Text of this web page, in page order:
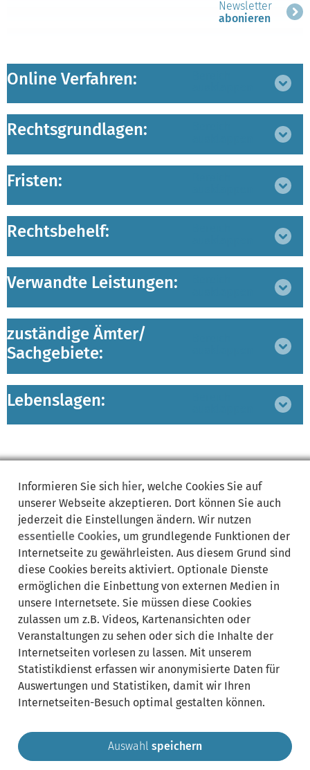
Newsletter
abonieren
Online Verfahren:
Rechtsgrundlagen:
Fristen:
Rechtsbehelf:
Verwandte Leistungen:
zuständige Ämter/
Sachgebiete:
Lebenslagen:
Synonyme:
Arbeitsangebot ArbeitskraftArbeitsplatz
ArbeitsplatzangebotArbeitssuche Ausbildungsangebot
AusbildungsplatzangebotAzubi-SucheBewerbersuche
Jobbörse Job-PortalOnline-Anzeige Personalsuche
StellenangebotStellenanzeigeStellenbörse Stellen-Portal
StellensucheStellenveröffentlichungVeröffentlichung
Informieren Sie sich hier, welche Cookies Sie auf
unserer Webseite akzeptieren. Dort können Sie auch
jederzeit die Einstellungen ändern. Wir nutzen
essentielle Cookies, um grundlegende Funktionen der
Internetseite zu gewährleisten. Aus diesem Grund sind
diese Cookies bereits aktiviert. Optionale Dienste
ermöglichen die Einbettung von externen Medien in
unsere Internetsete. Sie müssen diese Cookies
zulassen um z.B. Videos, Kartenansichten oder
Veranstaltungen zu sehen oder sich die Inhalte der
Internetseiten vorlesen zu lassen. Mit unserem
Statistikdienst erfassen wir anonymisierte Daten für
Auswertungen und Statistiken, damit wir Ihren
Internetseiten-Besuch optimal gestalten können.
Auswahl speichern